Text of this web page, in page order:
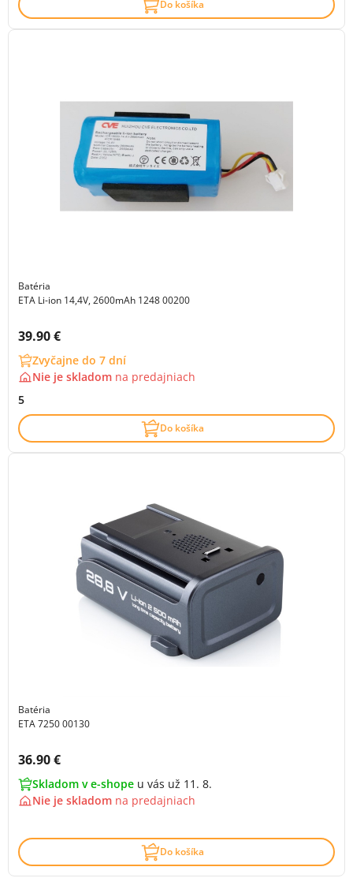
Do košíka
Batéria
ETA Li-ion 14,4V, 2600mAh 1248 00200
Cena s DPH:
39.90 €
Zvyčajne do 7 dní
Nie je skladom na predajniach
5
Do košíka
Batéria
ETA 7250 00130
Cena s DPH:
36.90 €
Skladom v e-shope u vás už 11. 8.
Nie je skladom na predajniach
Do košíka